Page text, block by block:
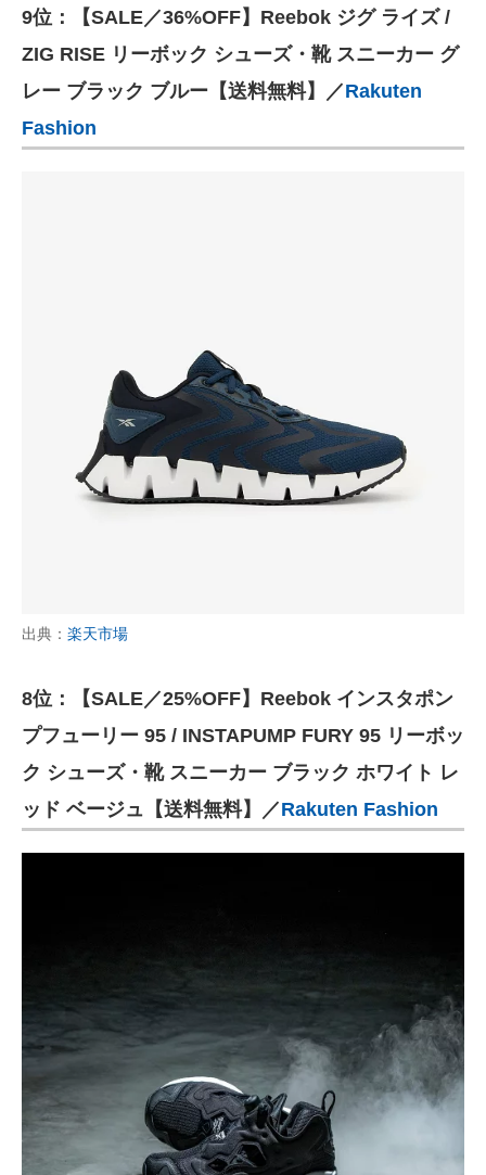
9位：【SALE／36%OFF】Reebok ジグ ライズ /
ZIG RISE リーボック シューズ・靴 スニーカー グ
レー ブラック ブルー【送料無料】／Rakuten
Fashion
出典： 楽天市場
8位：【SALE／25%OFF】Reebok インスタポン
プフューリー 95 / INSTAPUMP FURY 95 リーボッ
ク シューズ・靴 スニーカー ブラック ホワイト レ
ッド ベージュ【送料無料】／Rakuten Fashion